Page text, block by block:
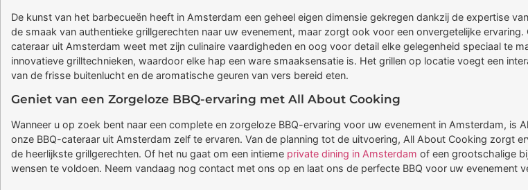
De kunst van het barbecueën heeft in Amsterdam een geheel eigen dimensie gekregen dankzij de expertise
de smaak van authentieke grillgerechten naar uw evenement, maar zorgt ook voor een onvergetelijke
cateraar uit Amsterdam weet met zijn culinaire vaardigheden en oog voor detail elke gelegenheid speciaal te
innovatieve grilltechnieken, waardoor elke hap een ware smaaksensatie is. Het grillen op locatie voegt een
van de frisse buitenlucht en de aromatische geuren van vers bereid eten.
Geniet van een Zorgeloze BBQ-ervaring met All About Cooking
Wanneer u op zoek bent naar een complete en zorgeloze BBQ-ervaring voor uw evenement in Amsterdam,
onze BBQ-cateraar uit Amsterdam zelf te ervaren. Van de planning tot de uitvoering, All About Cooking zorgt
de heerlijkste grillgerechten. Of het nu gaat om een intieme private dining in Amsterdam of een grootschalige
wensen te voldoen. Neem vandaag nog contact met ons op en laat ons de perfecte BBQ voor uw evenement